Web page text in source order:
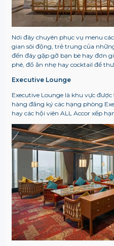
Nơi đây chuyên phục vụ menu
gian sôi động, trẻ trung của
đến đây gặp gỡ bạn bè hay đơn
phê, đồ ăn nhẹ hay cocktail để thư
Executive Lounge
Executive Lounge là khu vực
hàng đăng ký các hạng phòng
hay các hội viên ALL Accor xếp